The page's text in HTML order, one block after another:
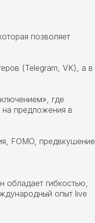
позволяет
(Telegram, VK), а в
где
на предложения в
FOMO, предвкушение
обладает гибкостью,
опыт live